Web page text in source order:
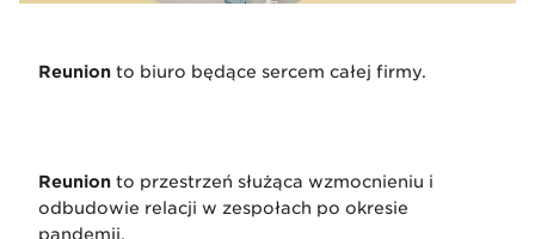
Reunion to biuro będące sercem całej firmy.
Reunion to przestrzeń służąca wzmocnieniu i
odbudowie relacji w zespołach po okresie
pandemii.